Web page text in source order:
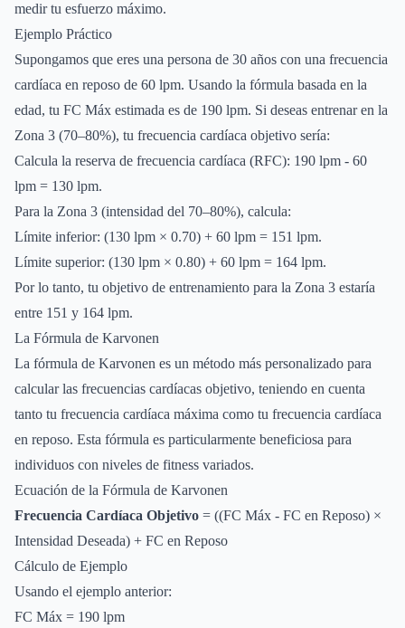
medir tu esfuerzo máximo.
Ejemplo Práctico
Supongamos que eres una persona de 30 años con una frecuencia
cardíaca en reposo de 60 lpm. Usando la fórmula basada en la
edad, tu FC Máx estimada es de 190 lpm. Si deseas entrenar en la
Zona 3 (70–80%), tu frecuencia cardíaca objetivo sería:
Calcula la reserva de frecuencia cardíaca (RFC): 190 lpm - 60
lpm = 130 lpm.
Para la Zona 3 (intensidad del 70–80%), calcula:
Límite inferior: (130 lpm × 0.70) + 60 lpm = 151 lpm.
Límite superior: (130 lpm × 0.80) + 60 lpm = 164 lpm.
Por lo tanto, tu objetivo de entrenamiento para la Zona 3 estaría
entre 151 y 164 lpm.
La Fórmula de Karvonen
La fórmula de Karvonen es un método más personalizado para
calcular las frecuencias cardíacas objetivo, teniendo en cuenta
tanto tu frecuencia cardíaca máxima como tu frecuencia cardíaca
en reposo. Esta fórmula es particularmente beneficiosa para
individuos con niveles de fitness variados.
Ecuación de la Fórmula de Karvonen
Frecuencia Cardíaca Objetivo = ((FC Máx - FC en Reposo) ×
Intensidad Deseada) + FC en Reposo
Cálculo de Ejemplo
Usando el ejemplo anterior:
FC Máx = 190 lpm